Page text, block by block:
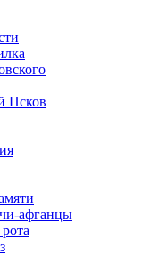
Псков
афганцы